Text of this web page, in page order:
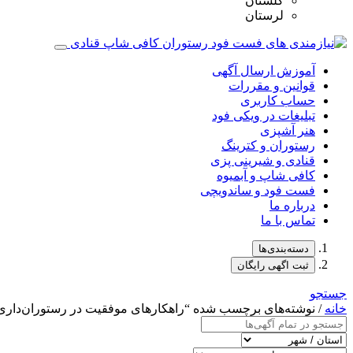
لرستان
آموزش ارسال آگهی
قوانین و مقررات
حساب کاربری
تبلیغات در ویکی فود
هنر آشپزی
رستوران و کترینگ
قنادی و شیرینی پزی
کافی شاپ و آبمیوه
فست فود و ساندویچی
درباره ما
تماس با ما
دسته‌بندی‌ها
ثبت اگهی رایگان
جستجو
خانه / نوشته‌های برچسب شده “راهکارهای موفقیت در